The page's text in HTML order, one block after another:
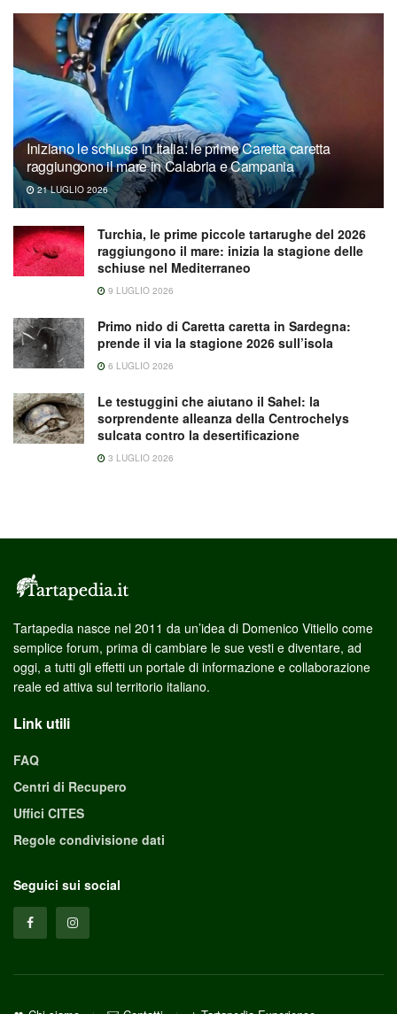
Iniziano le schiuse in Italia: le prime Caretta caretta
raggiungono il mare in Calabria e Campania
21 LUGLIO 2026
Turchia, le prime piccole tartarughe del 2026
raggiungono il mare: inizia la stagione delle
schiuse nel Mediterraneo
9 LUGLIO 2026
Primo nido di Caretta caretta in Sardegna:
prende il via la stagione 2026 sull’isola
6 LUGLIO 2026
Le testuggini che aiutano il Sahel: la
sorprendente alleanza della Centrochelys
sulcata contro la desertificazione
3 LUGLIO 2026
Tartapedia nasce nel 2011 da un’idea di Domenico Vitiello come
semplice forum, prima di cambiare le sue vesti e diventare, ad
oggi, a tutti gli effetti un portale di informazione e collaborazione
reale ed attiva sul territorio italiano.
Link utili
FAQ
Centri di Recupero
Uffici CITES
Regole condivisione dati
Seguici sui social